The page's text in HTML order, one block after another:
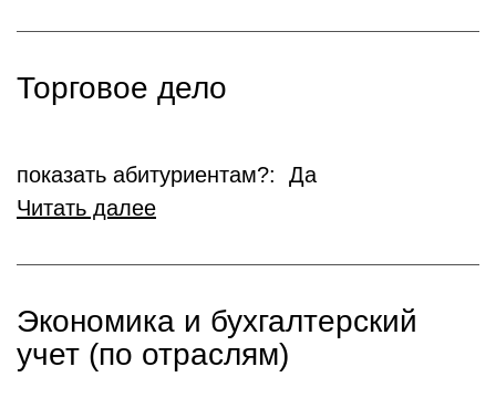
Торговое дело
показать абитуриентам?: Да
Читать далее
Экономика и бухгалтерский
учет (по отраслям)